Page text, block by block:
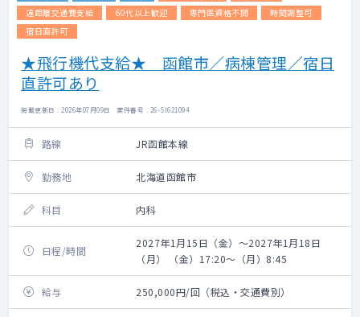
遠距離交通費支給
60代以上歓迎 専門医資格不問
時間調整可
宿日直許可
★飛行機代支給★ 函館市／病棟管理／宿日
直許可あり
掲載更新日 : 2026年07月09日 案件番号 : 26-SI621094
路線 JR函館本線
勤務地 北海道函館市
科目 内科
日程/時間
2027年1月15日（金）～2027年1月18日
（月） （金）17:20～（月）8:45
給与 250,000円/回（税込・交通費別）